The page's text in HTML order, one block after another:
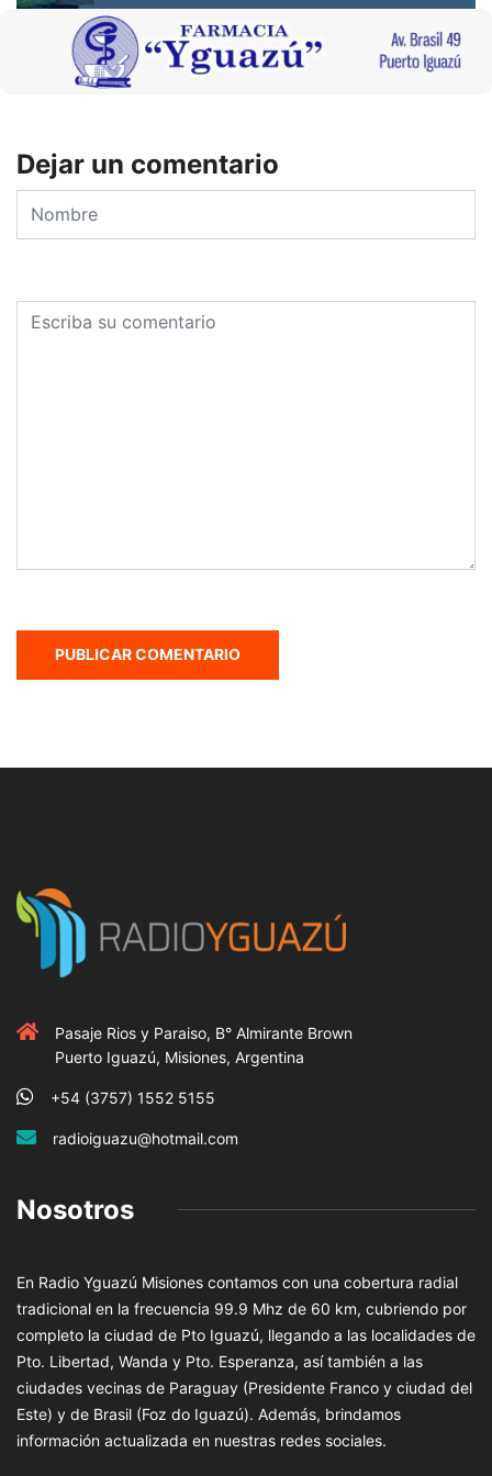
Dejar un comentario
Pasaje Rios y Paraiso, B° Almirante Brown
Puerto Iguazú, Misiones, Argentina
+54 (3757) 1552 5155
radioiguazu@hotmail.com
Nosotros
En Radio Yguazú Misiones contamos con una cobertura radial
tradicional en la frecuencia 99.9 Mhz de 60 km, cubriendo por
completo la ciudad de Pto Iguazú, llegando a las localidades de
Pto. Libertad, Wanda y Pto. Esperanza, así también a las
ciudades vecinas de Paraguay (Presidente Franco y ciudad del
Este) y de Brasil (Foz do Iguazú). Además, brindamos
información actualizada en nuestras redes sociales.